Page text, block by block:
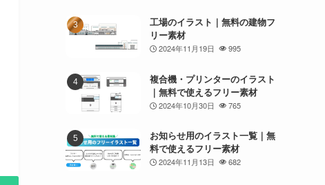
工場のイラスト｜無料の建物フ
リー素材
2024年11月19日 995
複合機・プリンターのイラスト
｜無料で使えるフリー素材
2024年10月30日 765
お知らせ用のイラスト一覧｜無
料で使えるフリー素材
2024年11月13日 682